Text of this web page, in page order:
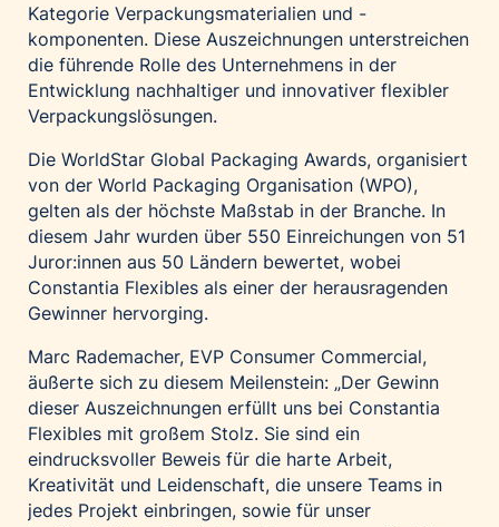
Tante Fanny
Vollpension
win2day
Wolt
woom bikes
Kontakt
Kategorie Verpackungsmaterialien und -
komponenten. Diese Auszeichnungen unterstreichen
die führende Rolle des Unternehmens in der
Entwicklung nachhaltiger und innovativer flexibler
Verpackungslösungen.
Die WorldStar Global Packaging Awards, organisiert
von der World Packaging Organisation (WPO),
gelten als der höchste Maßstab in der Branche. In
diesem Jahr wurden über 550 Einreichungen von 51
Juror:innen aus 50 Ländern bewertet, wobei
Constantia Flexibles als einer der herausragenden
Gewinner hervorging.
Marc Rademacher, EVP Consumer Commercial,
äußerte sich zu diesem Meilenstein: „Der Gewinn
dieser Auszeichnungen erfüllt uns bei Constantia
Flexibles mit großem Stolz. Sie sind ein
eindrucksvoller Beweis für die harte Arbeit,
Kreativität und Leidenschaft, die unsere Teams in
jedes Projekt einbringen, sowie für unser